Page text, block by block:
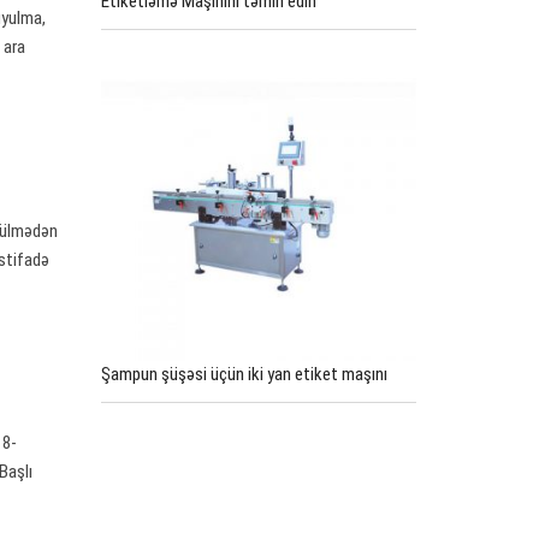
ara
Şampun şüşəsi üçün iki yan etiket maşını